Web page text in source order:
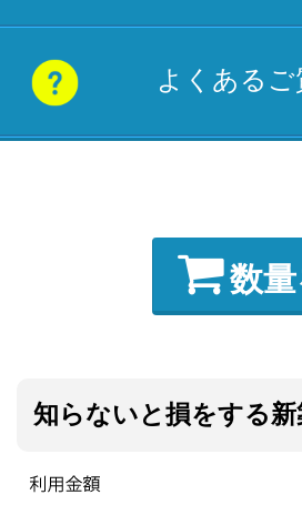
よくあるご
数
知らないと損をする